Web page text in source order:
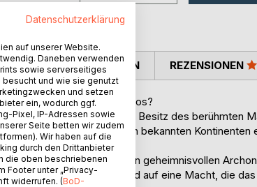
mehr ist als ein Mythos?
Artefakt aus dem Besitz des berühmten
der Erde. Unter den bekannten
ohne Sonne.
Archiven und den geheimnisvollen
Untergang von Atlantis und auf eine Macht, die
IN PRESSESTIMMEN REZENSIONEN
Datenschutzerklärung
auf unserer Website.
Daneben verwenden
sowie serverseitiges
besucht und wie sie genutzt
und setzen
ein, wodurch ggf.
Pixel, IP-Adressen sowie
Seite betten wir zudem
Wir haben auf die
durch den Drittanbieter
die oben beschriebenen
Footer unter „Privacy-
widerrufen. (BoD-